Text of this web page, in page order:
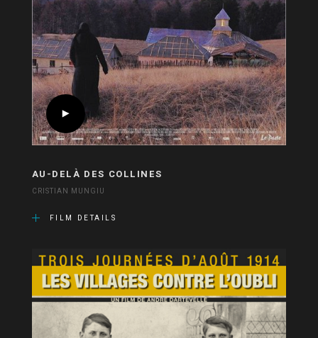
AU-DELÀ DES COLLINES
CRISTIAN MUNGIU
FILM DETAILS